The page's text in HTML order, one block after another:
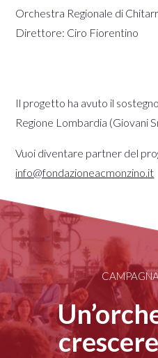
Orchestra Regionale di
Direttore: Ciro Fiorentino
Il progetto ha avuto il
Regione Lombardia (Giovani
Vuoi diventare partner del
info@fondazioneacmonzino.it